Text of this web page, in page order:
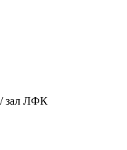
зал ЛФК